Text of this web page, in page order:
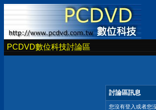
PCDVD數位科技討論區
討論區訊息
您沒有登入或者您